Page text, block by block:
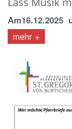
Am16.12.2025
mehr